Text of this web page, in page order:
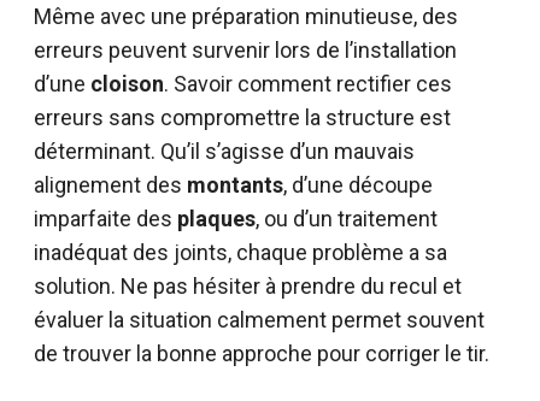
Même avec une préparation minutieuse, des
erreurs peuvent survenir lors de l’installation
d’une cloison. Savoir comment rectifier ces
erreurs sans compromettre la structure est
déterminant. Qu’il s’agisse d’un mauvais
alignement des montants, d’une découpe
imparfaite des plaques, ou d’un traitement
inadéquat des joints, chaque problème a sa
solution. Ne pas hésiter à prendre du recul et
évaluer la situation calmement permet souvent
de trouver la bonne approche pour corriger le tir.